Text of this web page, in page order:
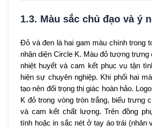
1.3. Màu sắc chủ đạo và ý
Đỏ và đen là hai gam màu chính trong
nhận diện Circle K. Màu đỏ tượng trưng
nhiệt huyết và cam kết phục vụ tận
hiện sự chuyên nghiệp. Khi phối hai
tạo nên đối trọng thị giác hoàn hảo.
K đỏ trong vòng tròn trắng, biểu trưng
và cam kết chất lượng. Trên đồng
tính hoặc in sắc nét ở tay áo trái (nhân